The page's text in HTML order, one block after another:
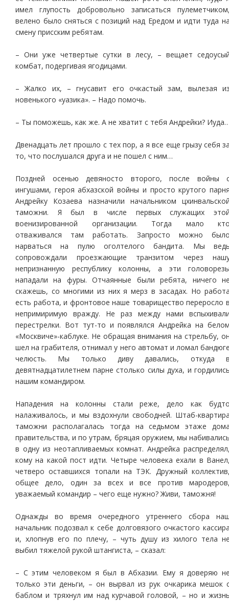
имел глупость добровольно записаться
велено было сняться с позиций над Ередом и идти туда
смену присским ребятам.
– Они уже четвертые сутки в лесу, – вещает
комбат, подергивая ягодицами.
– Жалко их, – гнусавит его очкастый зам, вылезая
новенького «уазика». – Надо помочь.
– Ты поможешь, как же. А не хватит с тебя Андрейки?
Двенадцать лет прошло с тех пор, а я все еще грызу себя
то, что послушался друга и не пошел с ним…
Поздней осенью девяносто второго, после войны
ингушами, героя абхазской войны и просто крутого
Андрейку Козаева назначили начальником
таможни. Я был в числе первых служащих
военизированной организации. Тогда мало
отваживался там работать. Запросто можно
нарваться на пулю оголтелого бандита. Мы
сопровождали проезжающие транзитом через
непризнанную республику колонны, а эти
нападали на фуры. Отчаянные были ребята, ничего
скажешь, со многими из них я мерз в засадах. Но
есть работа, и фронтовое наше товарищество переросло
непримиримую вражду. Не раз между нами
перестрелки. Вот тут-то и появлялся Андрейка на
«Москвиче»-каблуке. Не обращая внимания на стрельбу,
шел на грабителя, отнимал у него автомат и ломал
челюсть. Мы только диву давались, откуда
девятнадцатилетнем парне столько силы духа, и
нашим командиром.
Нападения на колонны стали реже, дело как
налаживалось, и мы вздохнули свободней. Штаб-
таможни располагалась тогда на седьмом этаже
правительства, и по утрам, бряцая оружием, мы
в одну из неотапливаемых комнат. Андрейка
кому на какой пост идти. Четыре человека ехали в
четверо оставшихся топали на ТЭК. Дружный
общее дело, один за всех и все против
уважаемый командир – чего еще нужно? Живи, таможня!
Однажды во время очередного утреннего сбора
начальник подозвал к себе долговязого очкастого
и, хлопнув его по плечу, – чуть душу из хилого тела
выбил тяжелой рукой штангиста, – сказал:
– С этим человеком я был в Абхазии. Ему я доверяю
только эти деньги, – он вырвал из рук очкарика мешок
баблом и тряхнул им над курчавой головой, – но и